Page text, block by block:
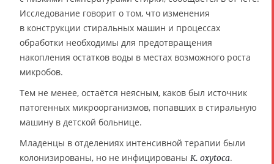
Исследование говорит о том, что изменения
в конструкции стиральных машин и процессах
обработки необходимы для предотвращения
накопления остатков воды в местах возможного роста
микробов.
Тем не менее, остаётся неясным, каков был источник
патогенных микроорганизмов, попавших в стиральную
машину в детской больнице.
Младенцы в отделениях интенсивной терапии были
колонизированы, но не инфицированы K. oxytoca.